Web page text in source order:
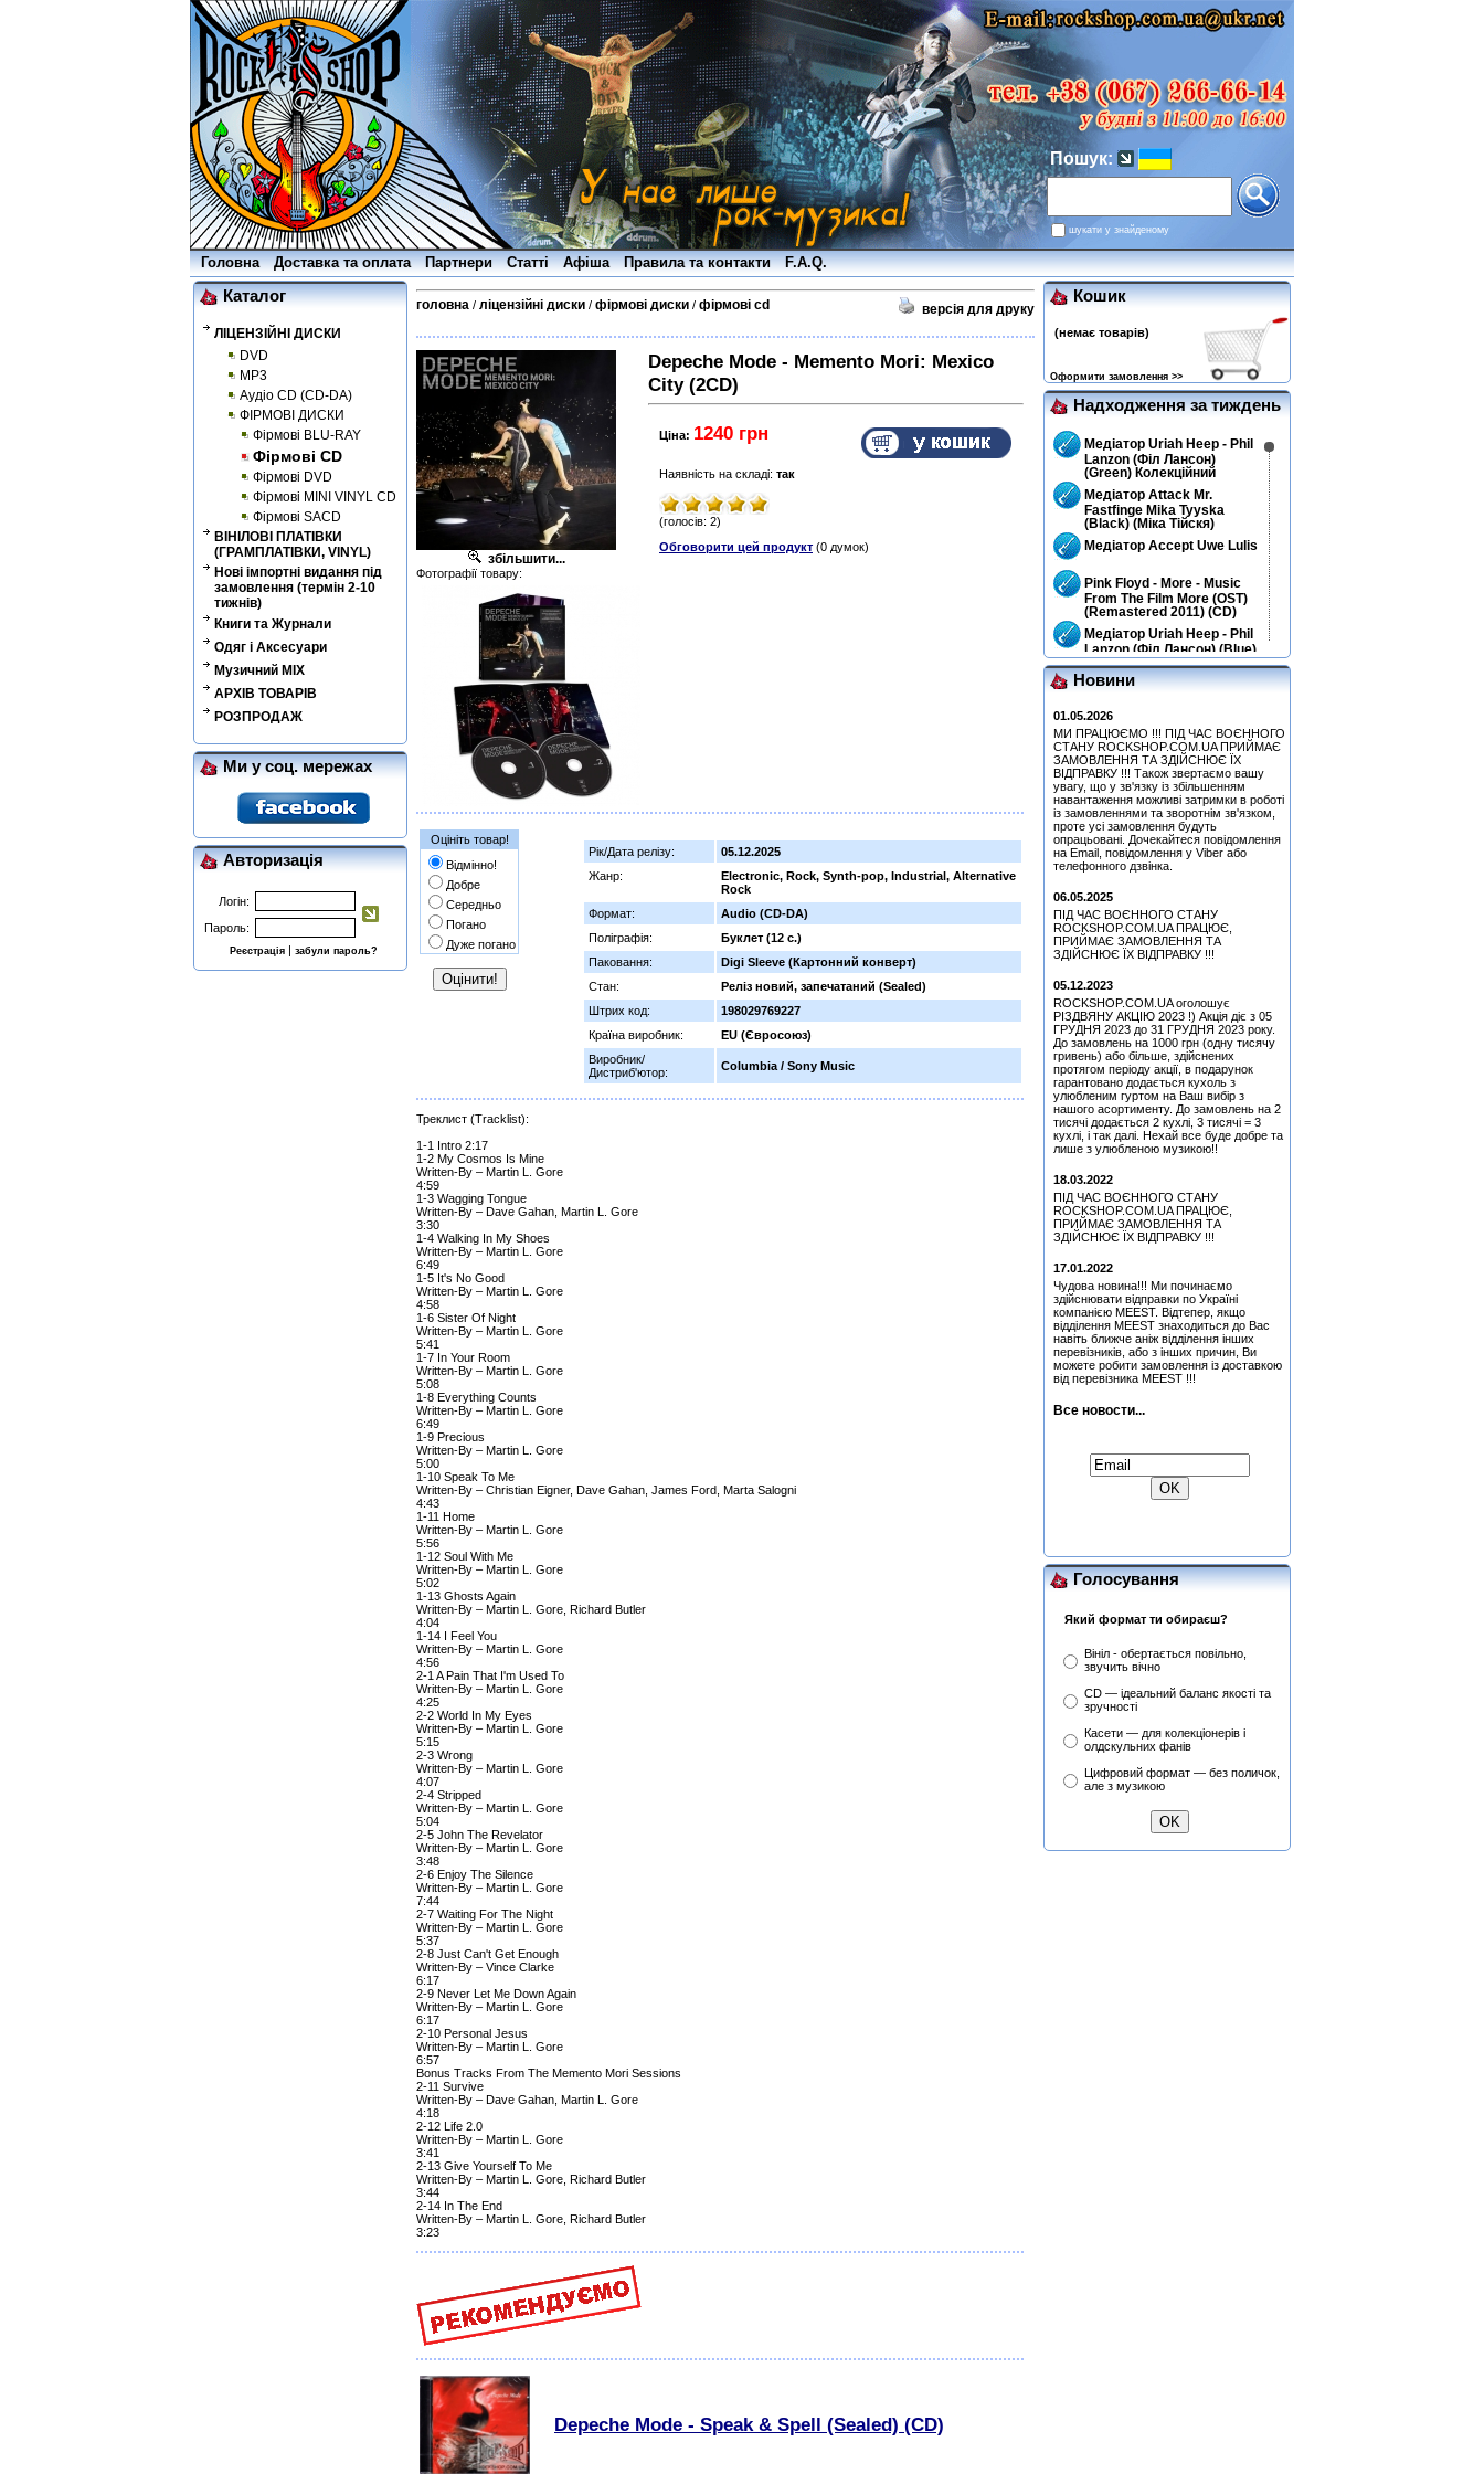
Пошук:
шукати у знайденому
Головна Доставка та оплата Партнери Статті Афіша Правила та контакти F.A.Q.
Каталог
ЛІЦЕНЗІЙНІ ДИСКИ
DVD
MP3
Аудіо CD (CD-DA)
ФІРМОВІ ДИСКИ
Фірмові BLU-RAY
Фірмові CD
Фірмові DVD
Фірмові MINI VINYL CD
Фірмові SACD
ВІНІЛОВІ ПЛАТІВКИ
(ГРАМПЛАТІВКИ, VINYL)
Нові імпортні видання під
замовлення (термін 2-10
тижнів)
Книги та Журнали
Одяг і Аксесуари
Музичний MIX
АРХІВ ТОВАРІВ
РОЗПРОДАЖ
Ми у соц. мережах
Авторизація
Логін:
Пароль:
Реєстрація| забули пароль?
головна / ліцензійні диски / фірмові диски / фірмові cd версія для друку
збільшити...
Фотографії товару:
Depeche Mode - Memento Mori: Mexico
City (2CD)
Ціна: 1240 грн
Наявність на складі: так
(голосів: 2)
Обговорити цей продукт (0 думок)
Оцініть товар!
Відмінно!
Добре
Середньо
Погано
Дуже погано
Рік/Дата релізу:
05.12.2025
Жанр:
Electronic, Rock, Synth-pop, Industrial, Alternative
Rock
Формат:
Audio (CD-DA)
Поліграфія:
Буклет (12 с.)
Паковання:
Digi Sleeve (Картонний конверт)
Стан:
Реліз новий, запечатаний (Sealed)
Штрих код:
198029769227
Країна виробник:
EU (Євросоюз)
Виробник/
Дистриб'ютор:
Columbia / Sony Music
Треклист (Tracklist):
1-1 Intro 2:17
1-2 My Cosmos Is Mine
Written-By – Martin L. Gore
4:59
1-3 Wagging Tongue
Written-By – Dave Gahan, Martin L. Gore
3:30
1-4 Walking In My Shoes
Written-By – Martin L. Gore
6:49
1-5 It's No Good
Written-By – Martin L. Gore
4:58
1-6 Sister Of Night
Written-By – Martin L. Gore
5:41
1-7 In Your Room
Written-By – Martin L. Gore
5:08
1-8 Everything Counts
Written-By – Martin L. Gore
6:49
1-9 Precious
Written-By – Martin L. Gore
5:00
1-10 Speak To Me
Written-By – Christian Eigner, Dave Gahan, James Ford, Marta Salogni
4:43
1-11 Home
Written-By – Martin L. Gore
5:56
1-12 Soul With Me
Written-By – Martin L. Gore
5:02
1-13 Ghosts Again
Written-By – Martin L. Gore, Richard Butler
4:04
1-14 I Feel You
Written-By – Martin L. Gore
4:56
2-1 A Pain That I'm Used To
Written-By – Martin L. Gore
4:25
2-2 World In My Eyes
Written-By – Martin L. Gore
5:15
2-3 Wrong
Written-By – Martin L. Gore
4:07
2-4 Stripped
Written-By – Martin L. Gore
5:04
2-5 John The Revelator
Written-By – Martin L. Gore
3:48
2-6 Enjoy The Silence
Written-By – Martin L. Gore
7:44
2-7 Waiting For The Night
Written-By – Martin L. Gore
5:37
2-8 Just Can't Get Enough
Written-By – Vince Clarke
6:17
2-9 Never Let Me Down Again
Written-By – Martin L. Gore
6:17
2-10 Personal Jesus
Written-By – Martin L. Gore
6:57
Bonus Tracks From The Memento Mori Sessions
2-11 Survive
Written-By – Dave Gahan, Martin L. Gore
4:18
2-12 Life 2.0
Written-By – Martin L. Gore
3:41
2-13 Give Yourself To Me
Written-By – Martin L. Gore, Richard Butler
3:44
2-14 In The End
Written-By – Martin L. Gore, Richard Butler
3:23
Depeche Mode - Speak & Spell (Sealed) (CD)
Кошик
(немає товарів)
Оформити замовлення >>
Надходження за тиждень
Медіатор Uriah Heep - Phil
Lanzon (Філ Лансон)
(Green) Колекційний
Медіатор Attack Mr.
Fastfinge Mika Tyyska
(Black) (Міка Тійскя)
Медіатор Accept Uwe Lulis
Pink Floyd - More - Music
From The Film More (OST)
(Remastered 2011) (CD)
Медіатор Uriah Heep - Phil
Lanzon (Філ Лансон) (Blue)
Колекційний
Медіатор Uriah Heep - Phil
Колекційний
Медіатор Uriah Heep - Phil
Lanzon (Філ Лансон) (Blue)
Колекційний
Quatro, Suzi - Freedom
(CD)
Медіатор Burning Dwarf
Attack Mr. Fastfinge Mika
Tyyska (Міка Тійскя)
Медіатор Attack Mr.
(Black) (Міка Тійскя)
Медіатор Accept Uwe Lulis
Медіатор Uriah Heep - Phil
(Green) Колекційний
Медіатор Jyrki
Медіатор Uriah Heep - Phil
Lanzon (Філ Лансон) (Red)
Колекційний
Медіатор Uriah Heep - Phil
Lanzon (Філ Лансон)
(Yellow) Колекційний
Медіатор Uriah Heep - Phil
(Green) Колекційний
Медіатор Attack Mr.
Fastfinge Mika Tyyska
(Міка Тійскя)
Lanzon (Філ Лансон)
(Yellow) Колекційний
Медіатор Attack Mr.
Fastfinge Mika Tyyska
(Міка Тійскя)
Hart, Beth & Bonamassa,
Joe - Seesaw (CD)
Tyyska (Міка Тійскя)
Simon, Paul - Graceland
(25th Anniversary Edition)
Новини
01.05.2026
МИ ПРАЦЮЄМО !!! ПІД ЧАС ВОЄННОГО
СТАНУ ROCKSHOP.COM.UA ПРИЙМАЄ
ЗАМОВЛЕННЯ ТА ЗДІЙСНЮЄ ЇХ
ВІДПРАВКУ !!! Також звертаємо вашу
увагу, що у зв'язку із збільшенням
навантаження можливі затримки в роботі
із замовленнями та зворотнім зв'язком,
проте усі замовлення будуть
опрацьовані. Дочекайтеся повідомлення
на Email, повідомлення у Viber або
телефонного дзвінка.
06.05.2025
ПІД ЧАС ВОЄННОГО СТАНУ
ROCKSHOP.COM.UA ПРАЦЮЄ,
ПРИЙМАЄ ЗАМОВЛЕННЯ ТА
ЗДІЙСНЮЄ ЇХ ВІДПРАВКУ !!!
05.12.2023
ROCKSHOP.COM.UA оголошує
РІЗДВЯНУ АКЦІЮ 2023 !) Акція діє з 05
ГРУДНЯ 2023 до 31 ГРУДНЯ 2023 року.
До замовлень на 1000 грн (одну тисячу
гривень) або більше, здійснених
протягом періоду акції, в подарунок
гарантовано додається кухоль з
улюбленим гуртом на Ваш вибір з
нашого асортименту. До замовлень на 2
тисячі додається 2 кухлі, 3 тисячі = 3
кухлі, і так далі. Нехай все буде добре та
лише з улюбленою музикою!!
18.03.2022
ПІД ЧАС ВОЄННОГО СТАНУ
ROCKSHOP.COM.UA ПРАЦЮЄ,
ПРИЙМАЄ ЗАМОВЛЕННЯ ТА
ЗДІЙСНЮЄ ЇХ ВІДПРАВКУ !!!
17.01.2022
Чудова новина!!! Ми починаємо
здійснювати відправки по Україні
компанією MEEST. Відтепер, якщо
відділення MEEST знаходиться до Вас
навіть ближче аніж відділення інших
перевізників, або з інших причин, Ви
можете робити замовлення із доставкою
від перевізника MEEST !!!
Все новости...
Голосування
Який формат ти обираєш?
Вініл - обертається повільно,
звучить вічно
CD — ідеальний баланс якості та
зручності
Касети — для колекціонерів і
олдскульних фанів
Цифровий формат — без поличок,
але з музикою